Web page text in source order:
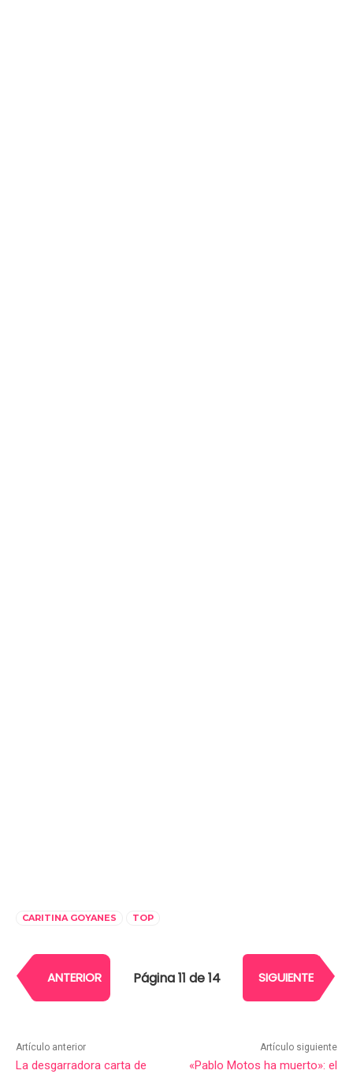
CARITINA GOYANES TOP
ANTERIOR Página 11 de 14 SIGUIENTE
Artículo anterior
La desgarradora carta de
Artículo siguiente
«Pablo Motos ha muerto»: el